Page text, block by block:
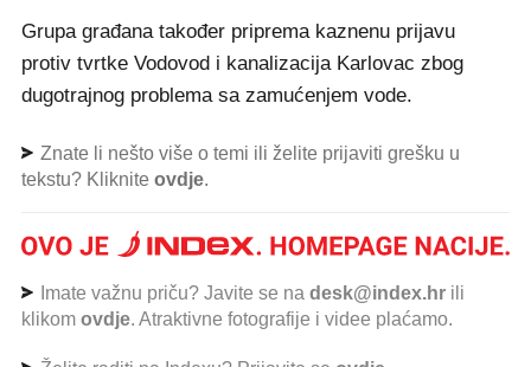
Grupa građana također priprema kaznenu prijavu
protiv tvrtke Vodovod i kanalizacija Karlovac zbog
dugotrajnog problema sa zamućenjem vode.
Znate li nešto više o temi ili želite prijaviti grešku u
tekstu? Kliknite ovdje.
Imate važnu priču? Javite se na desk@index.hr ili
klikom ovdje. Atraktivne fotografije i videe plaćamo.